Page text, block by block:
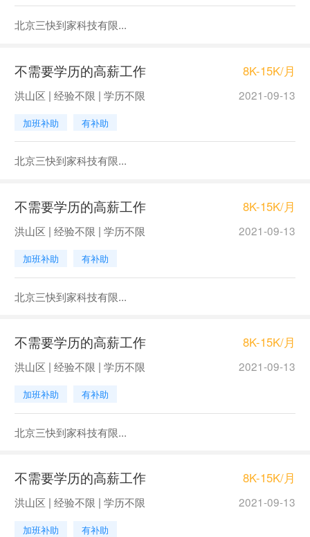
北京三快到家科技有限...
不需要学历的高薪工作 8K-15K/月
洪山区 | 经验不限 | 学历不限 2021-09-13
加班补助 有补助
北京三快到家科技有限...
不需要学历的高薪工作 8K-15K/月
洪山区 | 经验不限 | 学历不限 2021-09-13
加班补助 有补助
北京三快到家科技有限...
不需要学历的高薪工作 8K-15K/月
洪山区 | 经验不限 | 学历不限 2021-09-13
加班补助 有补助
北京三快到家科技有限...
不需要学历的高薪工作 8K-15K/月
洪山区 | 经验不限 | 学历不限 2021-09-13
加班补助 有补助